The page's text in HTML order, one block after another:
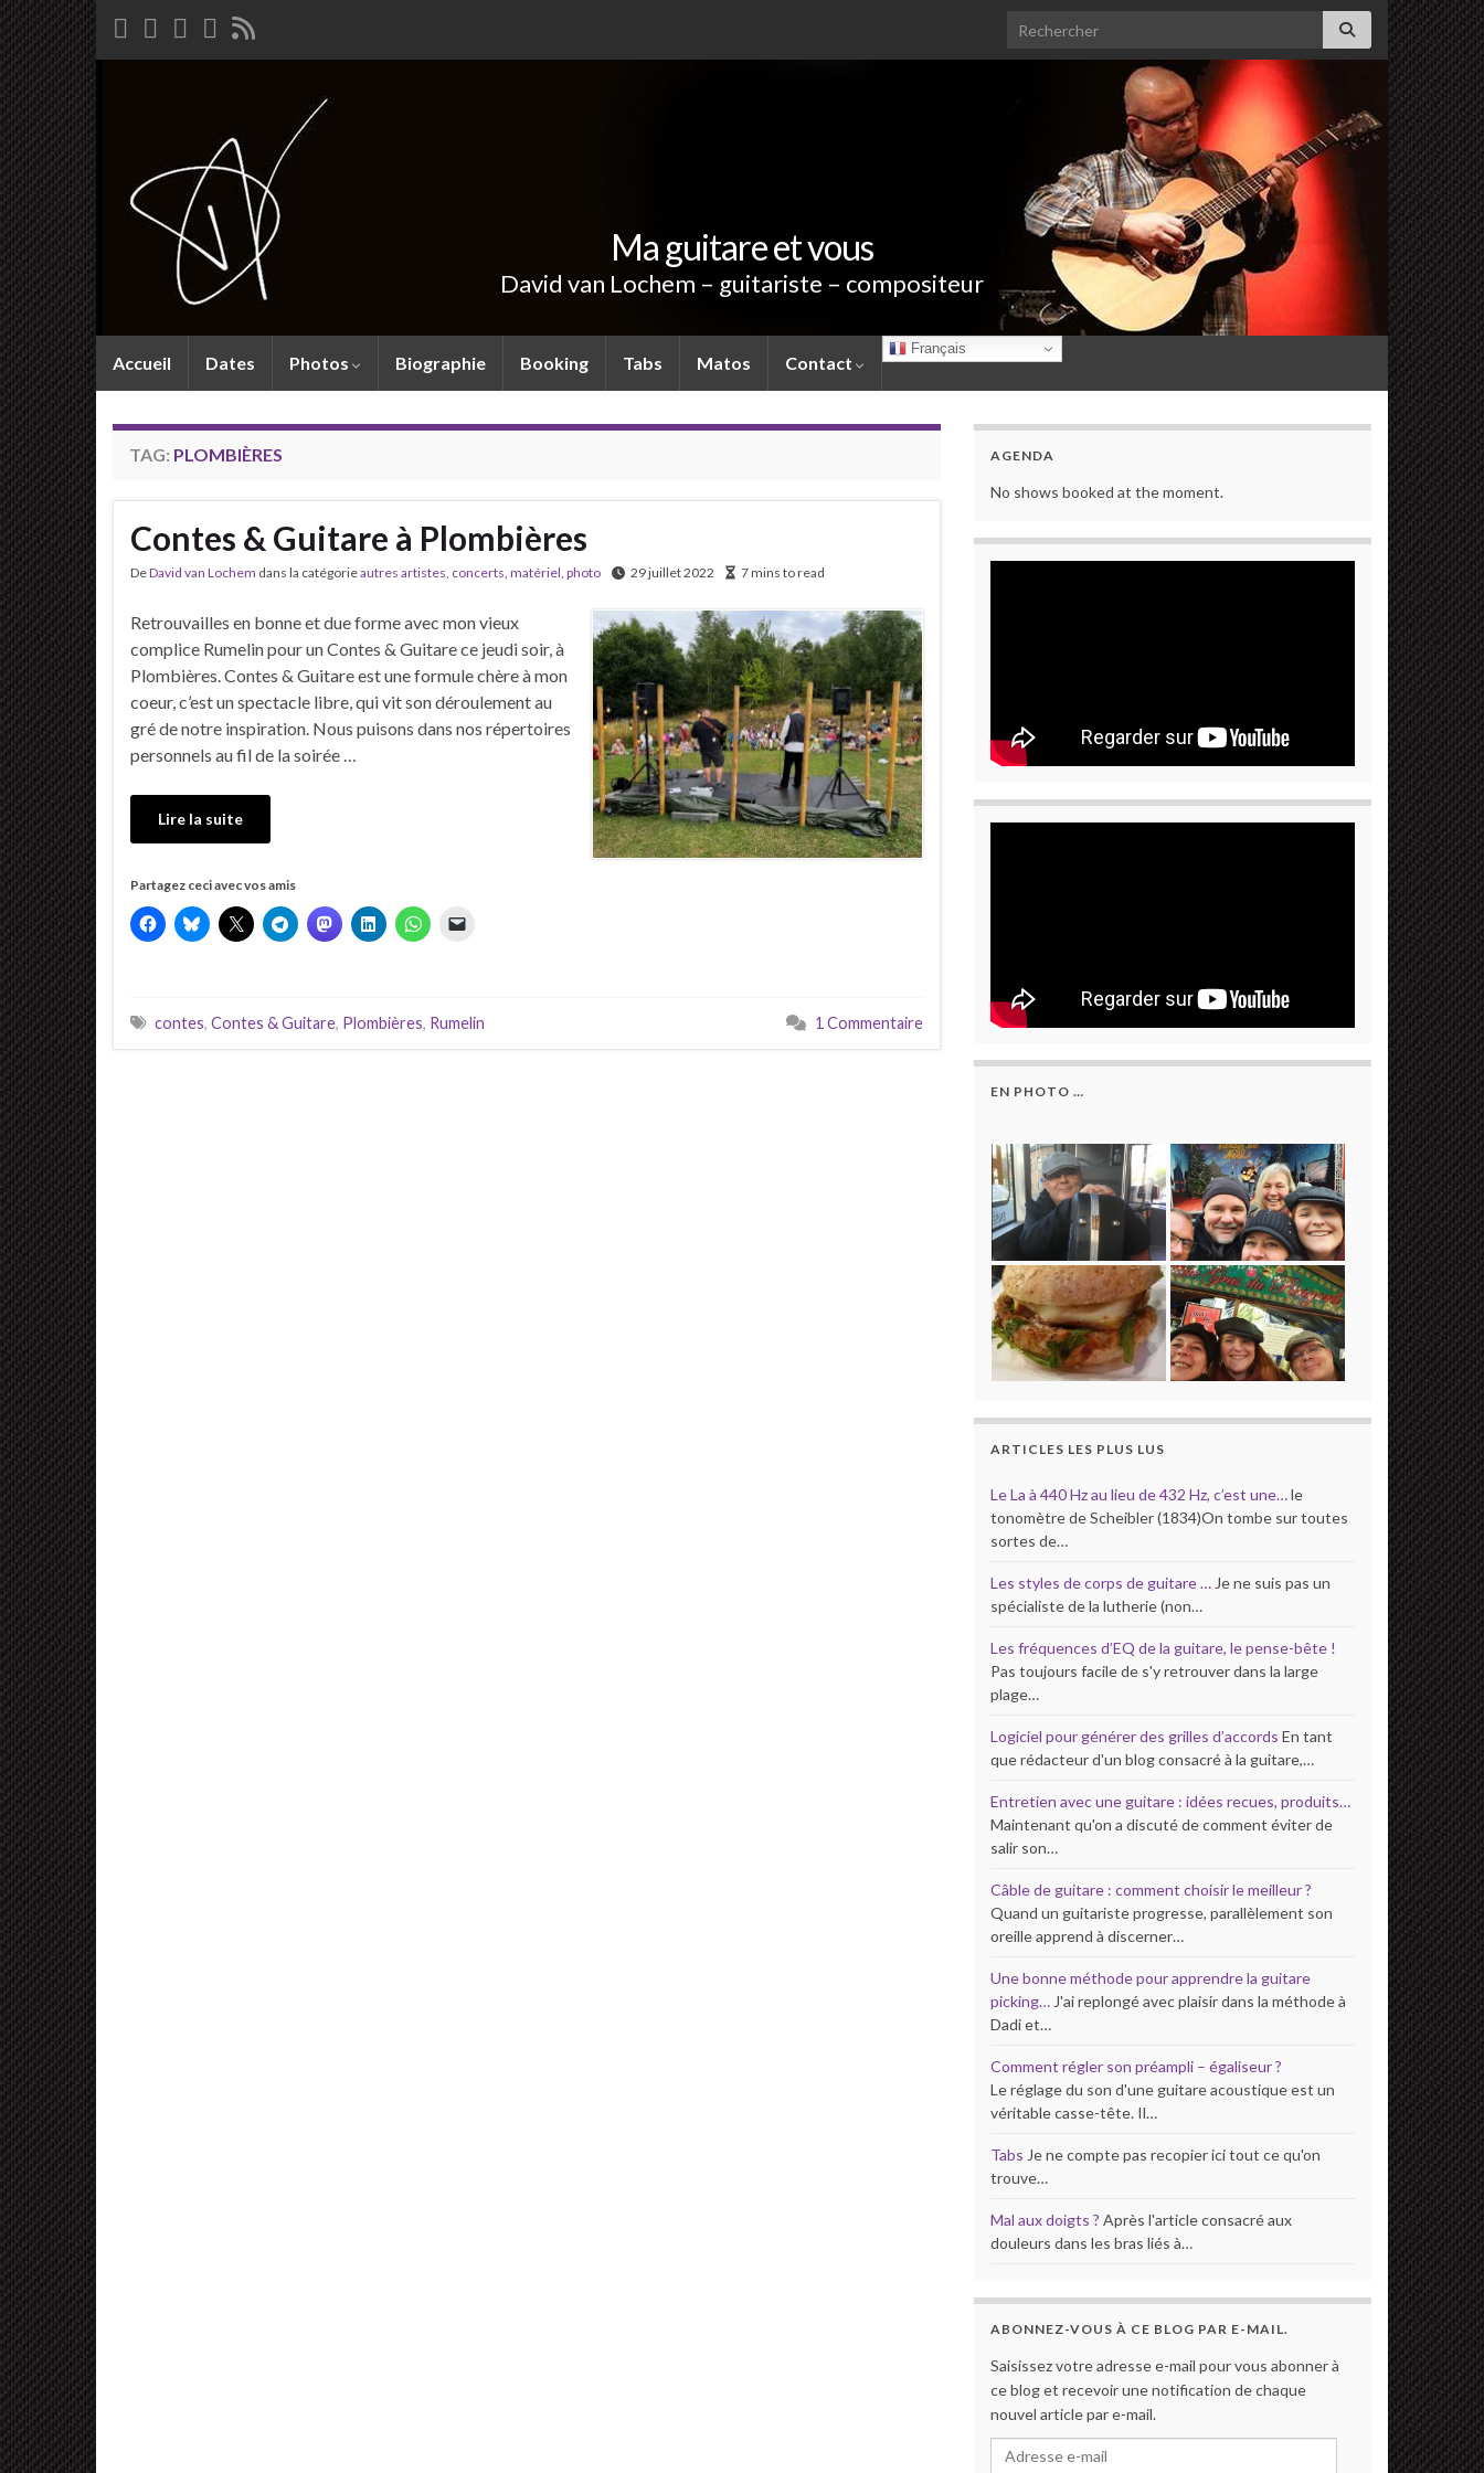
Search for:
Ma guitare et vous
David van Lochem – guitariste – compositeur
Accueil Dates Photos Biographie Booking Tabs Matos Contact
Français
TAG: PLOMBIÈRES
Contes & Guitare à Plombières
DeDavid van Lochem dans la catégorieautres artistes, concerts, matériel, photo 29 juillet 2022 7 mins to read
Retrouvailles en bonne et due forme avec mon vieux
complice Rumelin pour un Contes & Guitare ce jeudi soir, à
Plombières. Contes & Guitare est une formule chère à mon
coeur, c’est un spectacle libre, qui vit son déroulement au
gré de notre inspiration. Nous puisons dans nos répertoires
personnels au fil de la soirée …
Lire la suite
Partagez ceci avec vos amis
contes, Contes & Guitare, Plombières, Rumelin 1 Commentaire
AGENDA
No shows booked at the moment.
EN PHOTO …
ARTICLES LES PLUS LUS
Le La à 440 Hz au lieu de 432 Hz, c’est une…le
tonomètre de Scheibler (1834)On tombe sur toutes
sortes de…
Les styles de corps de guitare … Je ne suis pas un
spécialiste de la lutherie (non…
Les fréquences d’EQ de la guitare, le pense-bête !
Pas toujours facile de s'y retrouver dans la large
plage…
Logiciel pour générer des grilles d’accords En tant
que rédacteur d'un blog consacré à la guitare,…
Entretien avec une guitare : idées recues, produits…
Maintenant qu'on a discuté de comment éviter de
salir son…
Câble de guitare : comment choisir le meilleur ?
Quand un guitariste progresse, parallèlement son
oreille apprend à discerner…
Une bonne méthode pour apprendre la guitare
picking… J'ai replongé avec plaisir dans la méthode à
Dadi et…
Comment régler son préampli – égaliseur ?
Le réglage du son d'une guitare acoustique est un
véritable casse-tête. Il…
Tabs Je ne compte pas recopier ici tout ce qu'on
trouve…
Mal aux doigts ? Après l'article consacré aux
douleurs dans les bras liés à…
ABONNEZ-VOUS À CE BLOG PAR E-MAIL.
Saisissez votre adresse e-mail pour vous abonner à
ce blog et recevoir une notification de chaque
nouvel article par e-mail.
Adresse e-mail